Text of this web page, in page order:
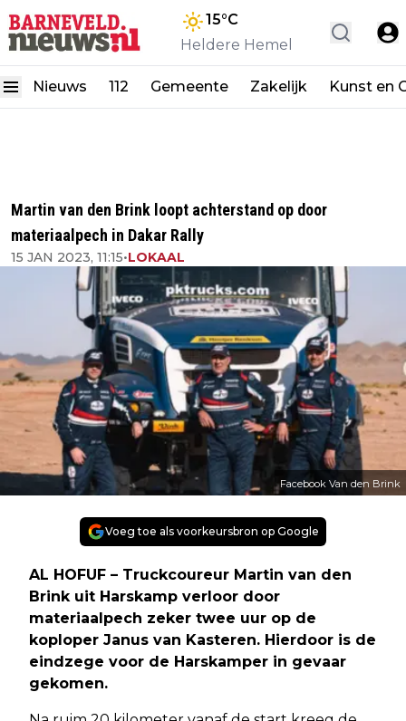
15°C
Heldere Hemel
Nieuws 112 Gemeente Zakelijk Kunst en
Martin van den Brink loopt achterstand op door
materiaalpech in Dakar Rally
15 JAN 2023, 11:15•LOKAAL
Facebook Van den Brink
Voeg toe als voorkeursbron op Google
AL HOFUF – Truckcoureur Martin van den
Brink uit Harskamp verloor door
materiaalpech zeker twee uur op de
koploper Janus van Kasteren. Hierdoor is de
eindzege voor de Harskamper in gevaar
gekomen.